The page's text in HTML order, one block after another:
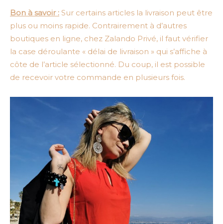
Bon à savoir : Sur certains articles la livraison peut être
plus ou moins rapide. Contrairement à d’autres
boutiques en ligne, chez Zalando Privé, il faut vérifier
la case déroulante « délai de livraison » qui s’affiche à
côte de l’article sélectionné. Du coup, il est possible
de recevoir votre commande en plusieurs fois.